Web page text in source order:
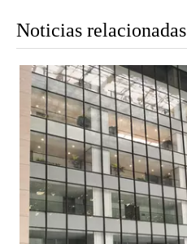
Noticias relacionadas